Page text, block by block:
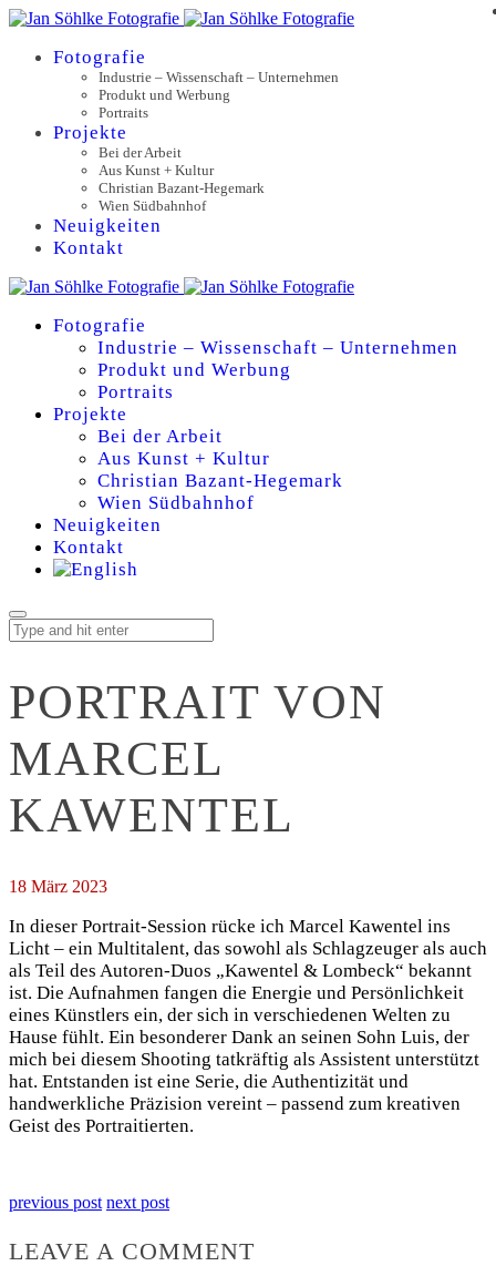
Fotografie
Industrie – Wissenschaft – Unternehmen
Produkt und Werbung
Portraits
Projekte
Bei der Arbeit
Aus Kunst + Kultur
Christian Bazant-Hegemark
Wien Südbahnhof
Neuigkeiten
Kontakt
Fotografie
Industrie – Wissenschaft – Unternehmen
Produkt und Werbung
Portraits
Projekte
Bei der Arbeit
Aus Kunst + Kultur
Christian Bazant-Hegemark
Wien Südbahnhof
Neuigkeiten
Kontakt
PORTRAIT VON
MARCEL
KAWENTEL
18 März 2023
In dieser Portrait-Session rücke ich Marcel Kawentel ins
Licht – ein Multitalent, das sowohl als Schlagzeuger als auch
als Teil des Autoren-Duos „Kawentel & Lombeck“ bekannt
ist. Die Aufnahmen fangen die Energie und Persönlichkeit
eines Künstlers ein, der sich in verschiedenen Welten zu
Hause fühlt. Ein besonderer Dank an seinen Sohn Luis, der
mich bei diesem Shooting tatkräftig als Assistent unterstützt
hat. Entstanden ist eine Serie, die Authentizität und
handwerkliche Präzision vereint – passend zum kreativen
Geist des Portraitierten.
previous post next post
LEAVE A COMMENT